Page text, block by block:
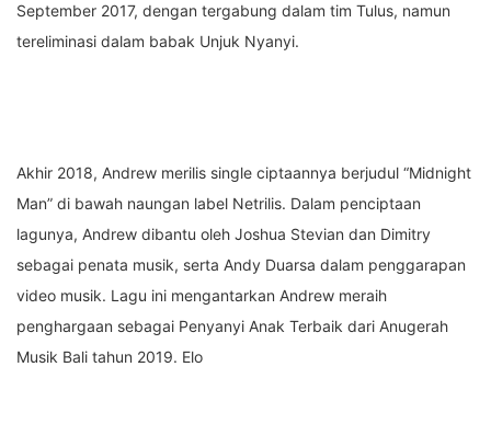
September 2017, dengan tergabung dalam tim Tulus, namun
tereliminasi dalam babak Unjuk Nyanyi.
Akhir 2018, Andrew merilis single ciptaannya berjudul “Midnight
Man” di bawah naungan label Netrilis. Dalam penciptaan
lagunya, Andrew dibantu oleh Joshua Stevian dan Dimitry
sebagai penata musik, serta Andy Duarsa dalam penggarapan
video musik. Lagu ini mengantarkan Andrew meraih
penghargaan sebagai Penyanyi Anak Terbaik dari Anugerah
Musik Bali tahun 2019. Elo